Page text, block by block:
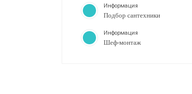
Информация
Подбор сантехники
Информация
Шеф-монтаж